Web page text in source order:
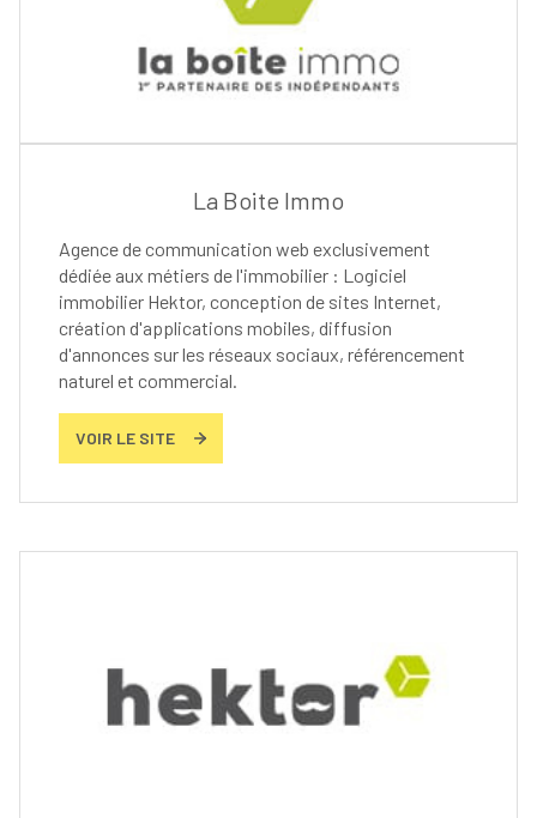
La Boite Immo
Agence de communication web exclusivement
dédiée aux métiers de l'immobilier : Logiciel
immobilier Hektor, conception de sites Internet,
création d'applications mobiles, diffusion
d'annonces sur les réseaux sociaux, référencement
naturel et commercial.
VOIR LE SITE